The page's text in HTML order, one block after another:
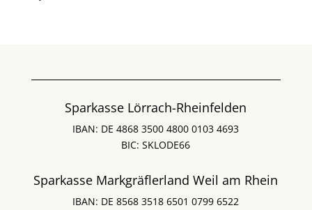
Sparkasse Lörrach-Rheinfelden
IBAN: DE 4868 3500 4800 0103 4693
BIC: SKLODE66
Sparkasse Markgräflerland Weil am Rhein
IBAN: DE 8568 3518 6501 0799 6522